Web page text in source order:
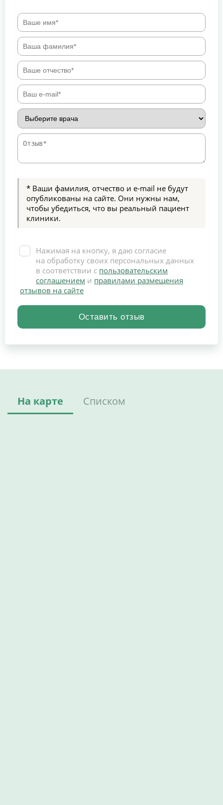
* Ваши фамилия, отчество и e-mail не будут
опубликованы на сайте. Они нужны нам,
чтобы убедиться, что вы реальный пациент
клиники.
Нажимая на кнопку, я даю согласие
на обработку своих персональных данных
в соответствии с пользовательским
соглашением и правилами размещения
отзывов на сайте
На карте Списком